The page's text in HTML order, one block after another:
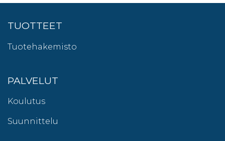
TUOTTEET
Tuotehakemisto
PALVELUT
Koulutus
Suunnittelu